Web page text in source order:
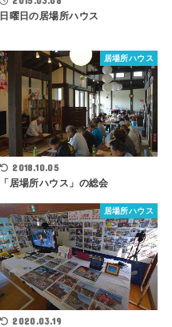
日曜日の居場所ハウス
居場所ハウス
2018.10.05
「居場所ハウス」の総会
居場所ハウス
2020.03.19